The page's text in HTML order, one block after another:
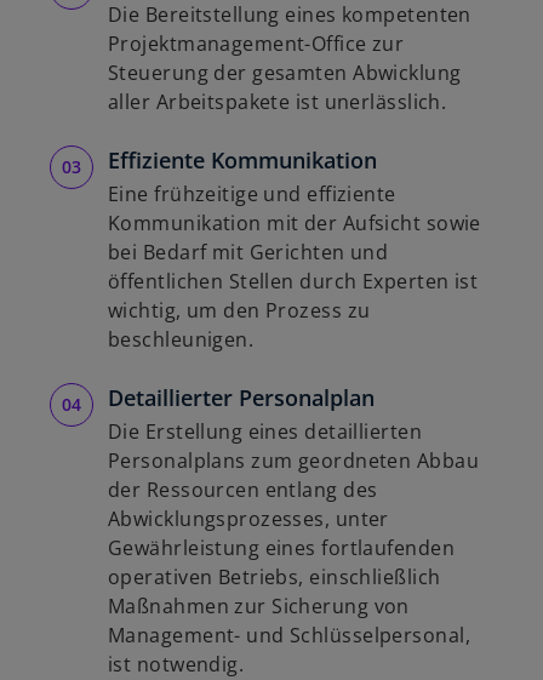
Die Bereitstellung eines kompetenten
Projektmanagement-Office zur
Steuerung der gesamten Abwicklung
aller Arbeitspakete ist unerlässlich.
Effiziente Kommunikation
Eine frühzeitige und effiziente
Kommunikation mit der Aufsicht sowie
bei Bedarf mit Gerichten und
öffentlichen Stellen durch Experten ist
wichtig, um den Prozess zu
beschleunigen.
Detaillierter Personalplan
Die Erstellung eines detaillierten
Personalplans zum geordneten Abbau
der Ressourcen entlang des
Abwicklungsprozesses, unter
Gewährleistung eines fortlaufenden
operativen Betriebs, einschließlich
Maßnahmen zur Sicherung von
Management- und Schlüsselpersonal,
ist notwendig.